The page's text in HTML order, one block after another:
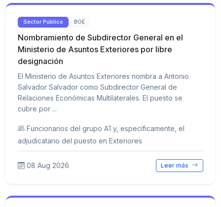
Sector Público BOE
Nombramiento de Subdirector General en el
Ministerio de Asuntos Exteriores por libre
designación
El Ministerio de Asuntos Exteriores nombra a Antonio
Salvador Salvador como Subdirector General de
Relaciones Económicas Multilaterales. El puesto se
cubre por ...
Funcionarios del grupo A1 y, específicamente, el
adjudicatario del puesto en Exteriores
08 Aug 2026 Leer más